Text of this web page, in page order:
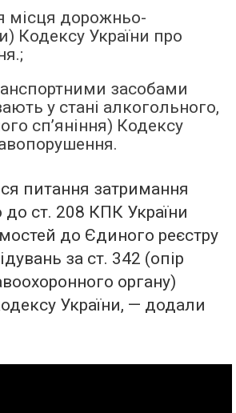
місця дорожньо-
Кодексу України про
засобами
у стані алкогольного,
сп’яніння) Кодексу
питання затримання
до ст. 208 КПК України
до Єдиного реєстру
за ст. 342 (опір
органу)
України, — додали